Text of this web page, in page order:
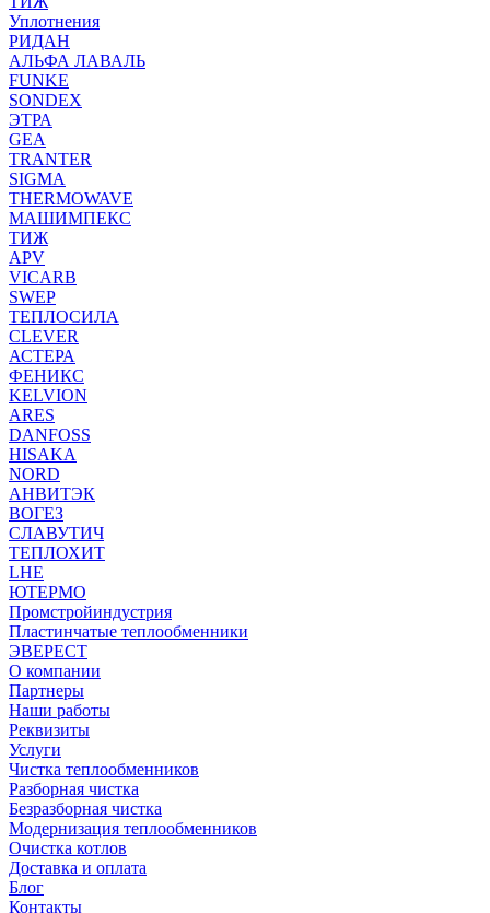
Уплотнения
РИДАН
АЛЬФА ЛАВАЛЬ
FUNKE
SONDEX
ЭТРА
GEA
TRANTER
SIGMA
THERMOWAVE
МАШИМПЕКС
ТИЖ
APV
VICARB
SWEP
ТЕПЛОСИЛА
CLEVER
АСТЕРА
ФЕНИКС
KELVION
ARES
DANFOSS
HISAKA
NORD
АНВИТЭК
ВОГЕЗ
СЛАВУТИЧ
ТЕПЛОХИТ
LHE
ЮТЕРМО
Промстройиндустрия
Пластинчатые теплообменники
ЭВЕРЕСТ
О компании
Партнеры
Наши работы
Реквизиты
Услуги
Чистка теплообменников
Разборная чистка
Безразборная чистка
Модернизация теплообменников
Очистка котлов
Доставка и оплата
Блог
Контакты